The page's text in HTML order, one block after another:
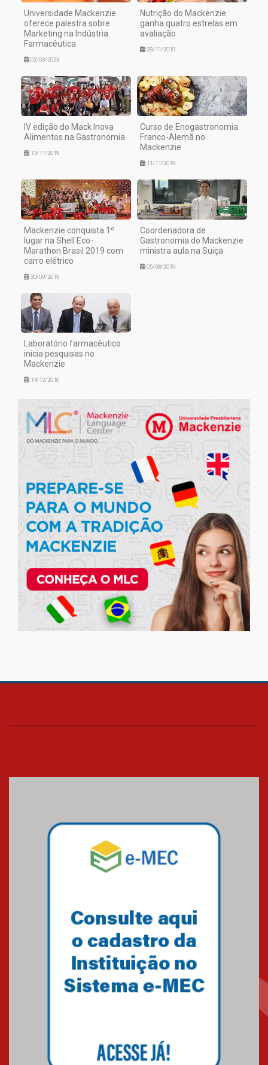
Universidade Mackenzie
oferece palestra sobre
Marketing na Indústria
Farmacêutica
02/03/2023
Nutrição do Mackenzie
ganha quatro estrelas em
avaliação
28/11/2019
IV edição do Mack Inova
Alimentos na Gastronomia
13/11/2019
Curso de Enogastronomia
Franco-Alemã no
Mackenzie
11/11/2019
Mackenzie conquista 1º
lugar na Shell Eco-
Marathon Brasil 2019 com
carro elétrico
30/09/2019
Coordenadora de
Gastronomia do Mackenzie
ministra aula na Suíça
05/08/2019
Laboratório farmacêutico
inicia pesquisas no
Mackenzie
14/12/2016